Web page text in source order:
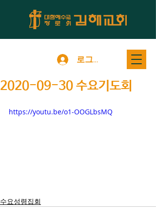
로그인
2020-09-30 수요기도회
https://youtu.be/o1-OOGLbsMQ
수요성령집회